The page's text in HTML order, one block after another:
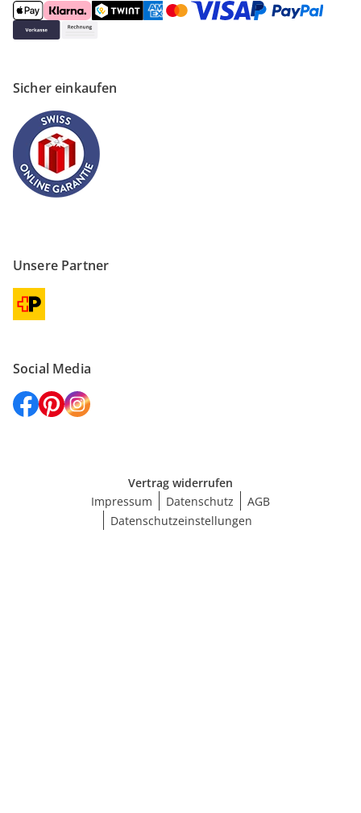
Sicher einkaufen
Unsere Partner
Social Media
Vertrag widerrufen
Impressum
Datenschutz
AGB
Datenschutzeinstellungen